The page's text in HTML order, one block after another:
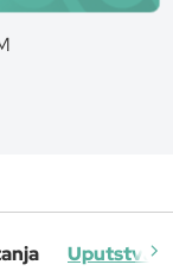
Uputstva